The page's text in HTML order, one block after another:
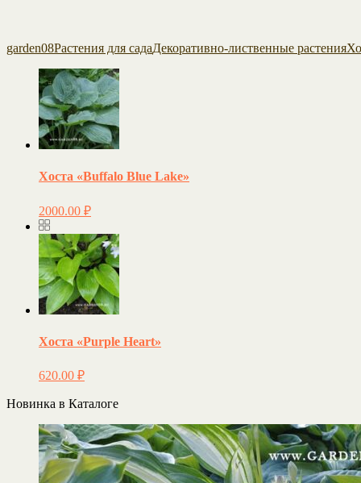
garden08Растения для садаДекоративно-лиственные растения
Хоста «Buffalo Blue Lake»
2000.00 ₽
Хоста «Purple Heart»
620.00 ₽
Новинка в Каталоге